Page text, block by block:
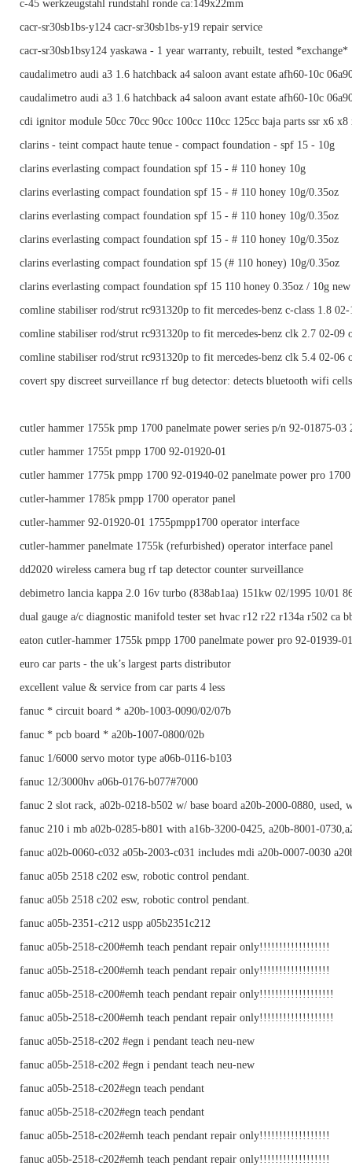
c-45 werkzeugstahl rundstahl ronde ca:149x22mm
cacr-sr30sb1bs-y124 cacr-sr30sb1bs-y19 repair service
cacr-sr30sb1bsy124 yaskawa - 1 year warranty, rebuilt, tested *exchange*
caudalimetro audi a3 1.6 hatchback a4 saloon avant estate afh60-10c
caudalimetro audi a3 1.6 hatchback a4 saloon avant estate afh60-10c
cdi ignitor module 50cc 70cc 90cc 100cc 110cc 125cc baja parts ssr x6 x8
clarins - teint compact haute tenue - compact foundation - spf 15 - 10g
clarins everlasting compact foundation spf 15 - # 110 honey 10g
clarins everlasting compact foundation spf 15 - # 110 honey 10g/0.35oz
clarins everlasting compact foundation spf 15 - # 110 honey 10g/0.35oz
clarins everlasting compact foundation spf 15 - # 110 honey 10g/0.35oz
clarins everlasting compact foundation spf 15 (# 110 honey) 10g/0.35oz
clarins everlasting compact foundation spf 15 110 honey 0.35oz / 10g
comline stabiliser rod/strut rc931320p to fit mercedes-benz c-class 1.8 02-
comline stabiliser rod/strut rc931320p to fit mercedes-benz clk 2.7 02-09
comline stabiliser rod/strut rc931320p to fit mercedes-benz clk 5.4 02-06
covert spy discreet surveillance rf bug detector: detects bluetooth wifi cells
cutler hammer 1755k pmp 1700 panelmate power series p/n 92-01875-03
cutler hammer 1755t pmpp 1700 92-01920-01
cutler hammer 1775k pmpp 1700 92-01940-02 panelmate power pro 1700
cutler-hammer 1785k pmpp 1700 operator panel
cutler-hammer 92-01920-01 1755pmpp1700 operator interface
cutler-hammer panelmate 1755k (refurbished) operator interface panel
dd2020 wireless camera bug rf tap detector counter surveillance
debimetro lancia kappa 2.0 16v turbo (838ab1aa) 151kw 02/1995 10/01
dual gauge a/c diagnostic manifold tester set hvac r12 r22 r134a r502 ca
eaton cutler-hammer 1755k pmpp 1700 panelmate power pro 92-01939-
euro car parts - the uk’s largest parts distributor
excellent value & service from car parts 4 less
fanuc * circuit board * a20b-1003-0090/02/07b
fanuc * pcb board * a20b-1007-0800/02b
fanuc 1/6000 servo motor type a06b-0116-b103
fanuc 12/3000hv a06b-0176-b077#7000
fanuc 2 slot rack, a02b-0218-b502 w/ base board a20b-2000-0880, used,
fanuc 210 i mb a02b-0285-b801 with a16b-3200-0425, a20b-8001-
fanuc a02b-0060-c032 a05b-2003-c031 includes mdi a20b-0007-0030
fanuc a05b 2518 c202 esw, robotic control pendant.
fanuc a05b 2518 c202 esw, robotic control pendant.
fanuc a05b-2351-c212 uspp a05b2351c212
fanuc a05b-2518-c200#emh teach pendant repair only!!!!!!!!!!!!!!!!!!
fanuc a05b-2518-c200#emh teach pendant repair only!!!!!!!!!!!!!!!!!!
fanuc a05b-2518-c200#emh teach pendant repair only!!!!!!!!!!!!!!!!!!!
fanuc a05b-2518-c200#emh teach pendant repair only!!!!!!!!!!!!!!!!!!!
fanuc a05b-2518-c202 #egn i pendant teach neu-new
fanuc a05b-2518-c202 #egn i pendant teach neu-new
fanuc a05b-2518-c202#egn teach pendant
fanuc a05b-2518-c202#egn teach pendant
fanuc a05b-2518-c202#emh teach pendant repair only!!!!!!!!!!!!!!!!!!
fanuc a05b-2518-c202#emh teach pendant repair only!!!!!!!!!!!!!!!!!!